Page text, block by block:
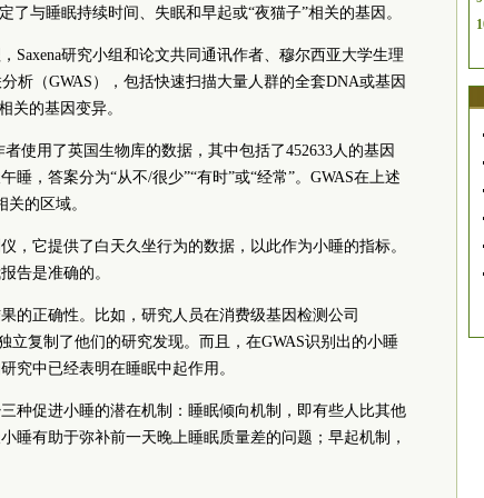
了与睡眠持续时间、失眠和早起或“夜猫子”相关的基因。
Saxena研究小组和论文共同通讯作者、穆尔西亚大学生理
析（GWAS），包括快速扫描大量人群的全套DNA或基因
关的基因变异。
使用了英国生物库的数据，其中包括了452633人的基因
，答案分为“从不/很少”“有时”或“经常”。GWAS在上述
的区域。
，它提供了白天久坐行为的数据，以此作为小睡的指标。
告是准确的。
的正确性。比如，研究人员在消费级基因检测公司
立复制了他们的研究发现。而且，在GWAS识别出的小睡
究中已经表明在睡眠中起作用。
种促进小睡的潜在机制：睡眠倾向机制，即有些人比其他
睡有助于弥补前一天晚上睡眠质量差的问题；早起机制，